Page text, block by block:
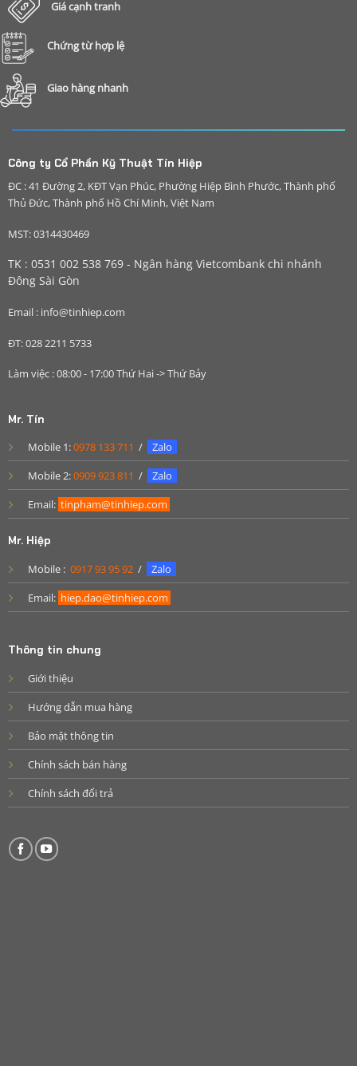
Giá cạnh tranh
Chứng từ hợp lệ
Giao hàng nhanh
Công ty Cổ Phần Kỹ Thuật Tín Hiệp
ĐC : 41 Đường 2, KĐT Vạn Phúc, Phường Hiệp Bình Phước, Thành phố
Thủ Đức, Thành phố Hồ Chí Minh, Việt Nam
MST: 0314430469
TK : 0531 002 538 769 - Ngân hàng Vietcombank chi nhánh
Đông Sài Gòn
Email : info@tinhiep.com
ĐT: 028 2211 5733
Làm việc : 08:00 - 17:00 Thứ Hai -> Thứ Bảy
Mr. Tín
Mobile 1:0978 133 711 /
Zalo
Mobile 2:0909 923 811 /
Zalo
Email: tinpham@tinhiep.com
Mr. Hiệp
Mobile : 0917 93 95 92/
Zalo
Email: hiep.dao@tinhiep.com
Thông tin chung
Giới thiệu
Hướng dẫn mua hàng
Bảo mật thông tin
Chính sách bán hàng
Chính sách đổi trả